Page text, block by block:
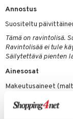
Annostus
Suositeltu
Tämä on ravintolisä.
Ravintolisää ei tule
Säilytettävä pienten
Ainesosat
Makeutusaineet
(passionhedelmä),